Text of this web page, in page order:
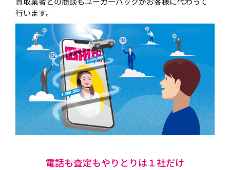
行います。
電話も査定もやりとりは１社だけ